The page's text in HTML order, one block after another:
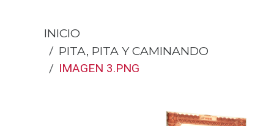
INICIO
PITA, PITA Y CAMINANDO
IMAGEN 3.PNG